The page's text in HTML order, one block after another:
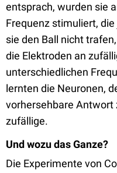
entsprach, wurden sie
Frequenz stimuliert,
sie den Ball nicht
die Elektroden an
unterschiedlichen
lernten die Neuronen,
vorhersehbare Antwort
zufällige.
Und wozu das Ganze?
Die Experimente von